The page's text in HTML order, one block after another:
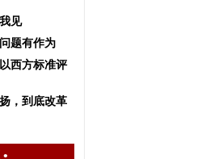
见
题有作为
西方标准评
，到底改革
•